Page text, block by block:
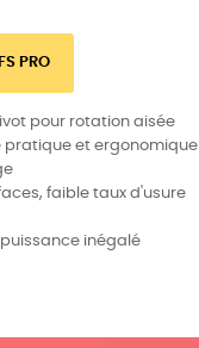
PRO
pour rotation aisée
et ergonomique
faible taux d'usure
inégalé